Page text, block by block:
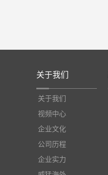
关于我们
关于我们
视频中心
企业文化
公司历程
企业实力